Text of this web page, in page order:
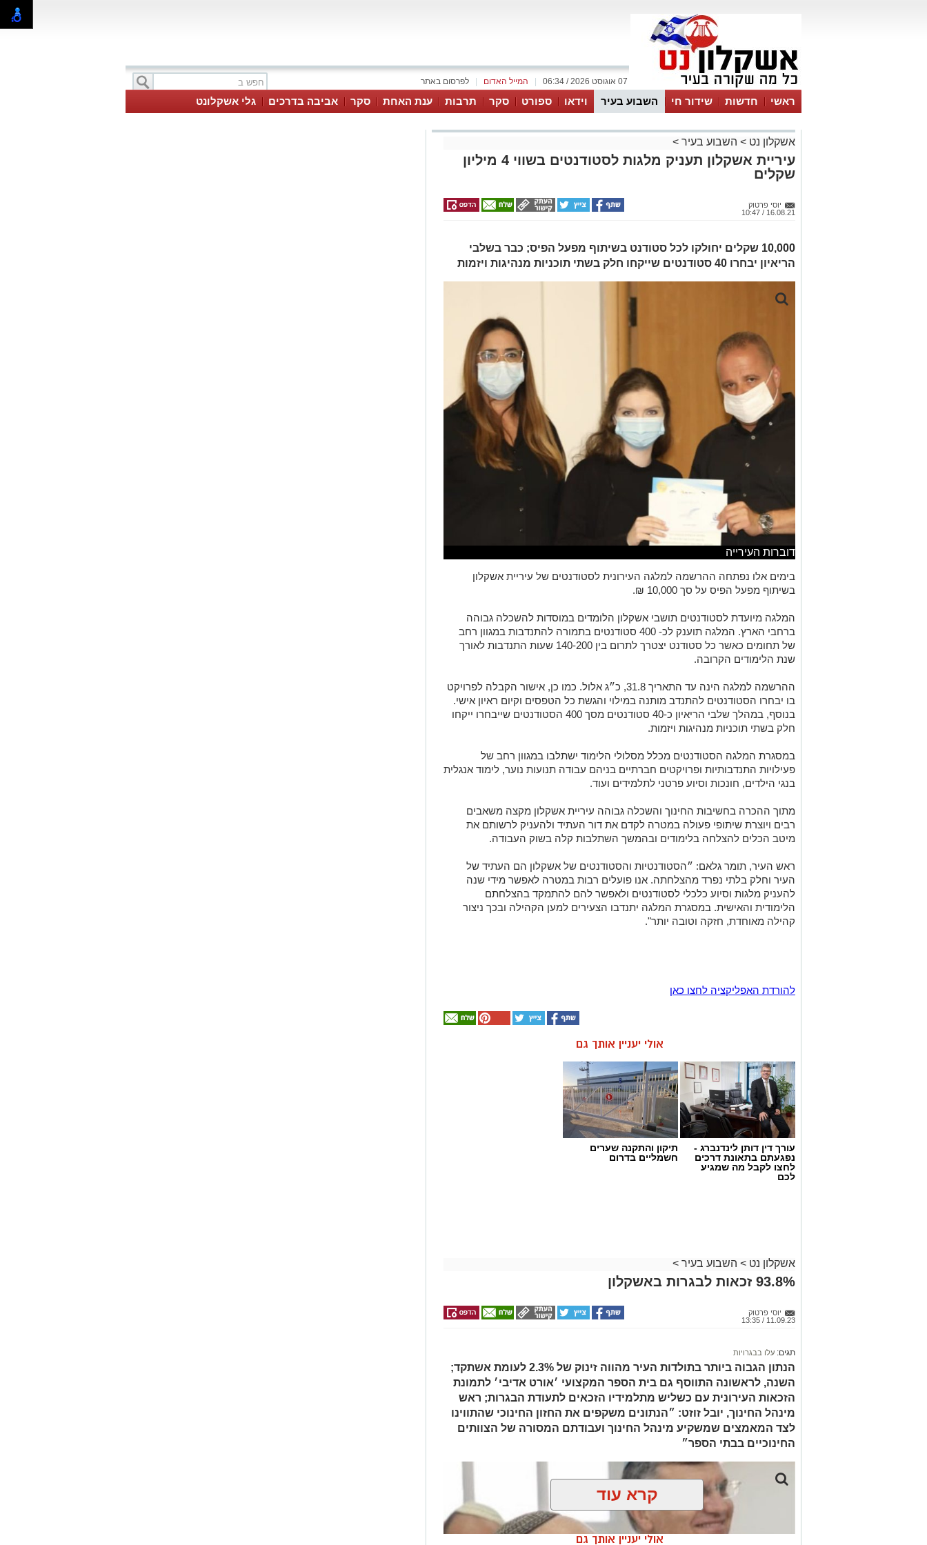
לפרסום באתר המייל האדום 07 אוגוסט 2026 / 06:34
ראשי חדשות שידור חי השבוע בעיר וידאו ספורט סקר תרבות ענת האחת סקר אביבה בדרכים גלי אשקלונט
אשקלון נט > השבוע בעיר >
עיריית אשקלון תעניק מלגות לסטודנטים בשווי 4 מיליון
שקלים
יוסי פרטוק
16.08.21 / 10:47
10,000 שקלים יחולקו לכל סטודנט בשיתוף מפעל הפיס; כבר בשלבי
הריאיון יבחרו 40 סטודנטים שייקחו חלק בשתי תוכניות מנהיגות ויזמות
דוברות העירייה
בימים אלו נפתחה ההרשמה למלגה העירונית לסטודנטים של עיריית אשקלון
בשיתוף מפעל הפיס על סך 10,000 ₪.
המלגה מיועדת לסטודנטים תושבי אשקלון הלומדים במוסדות להשכלה גבוהה
ברחבי הארץ. המלגה תוענק לכ- 400 סטודנטים בתמורה להתנדבות במגוון רחב
של תחומים כאשר כל סטודנט יצטרך לתרום בין 140-200 שעות התנדבות לאורך
שנת הלימודים הקרובה.
ההרשמה למלגה הינה עד התאריך 31.8, כ״ג אלול. כמו כן, אישור הקבלה לפרויקט
בו יבחרו הסטודנטים להתנדב מותנה במילוי והגשת כל הטפסים וקיום ראיון אישי.
בנוסף, במהלך שלבי הריאיון כ-40 סטודנטים מסך 400 הסטודנטים שייבחרו ייקחו
חלק בשתי תוכניות מנהיגות ויזמות.
במסגרת המלגה הסטודנטים מכלל מסלולי הלימוד ישתלבו במגוון רחב של
פעילויות התנדבותיות ופרויקטים חברתיים בניהם עבודה תנועות נוער, לימוד אנגלית
בנגי הילדים, חונכות וסיוע פרטני לתלמידים ועוד.
מתוך ההכרה בחשיבות החינוך והשכלה גבוהה עיריית אשקלון מקצה משאבים
רבים ויוצרת שיתופי פעולה במטרה לקדם את דור העתיד ולהעניק לרשותם את
מיטב הכלים להצלחה בלימודים ובהמשך השתלבות קלה בשוק העבודה.
ראש העיר, תומר גלאם: ״הסטודנטיות והסטודנטים של אשקלון הם העתיד של
העיר וחלק בלתי נפרד מהצלחתה. אנו פועלים רבות במטרה לאפשר מידי שנה
להעניק מלגות וסיוע כלכלי לסטודנטים ולאפשר להם להתמקד בהצלחתם
הלימודית והאישית. במסגרת המלגה יתנדבו הצעירים למען הקהילה ובכך ניצור
קהילה מאוחדת, חזקה וטובה יותר".
להורדת האפליקציה לחצו כאן
אולי יעניין אותך גם
עורך דין דותן לינדנברג -
נפגעתם בתאונת דרכים
לחצו לקבל מה שמגיע
לכם
תיקון והתקנה שערים
חשמליים בדרום
אשקלון נט > השבוע בעיר >
93.8% זכאות לבגרות באשקלון
יוסי פרטוק
11.09.23 / 13:35
תגים: עלו בבגרויות
הנתון הגבוה ביותר בתולדות העיר מהווה זינוק של 2.3% לעומת אשתקד;
השנה, לראשונה התווסף גם בית הספר המקצועי ׳אורט אדיבי׳ לתמונת
הזכאות העירונית עם כשליש מתלמידיו הזכאים לתעודת הבגרות; ראש
מינהל החינוך, יובל זוזט: ״הנתונים משקפים את החזון החינוכי שהתווינו
לצד המאמצים שמשקיע מינהל החינוך ועבודתם המסורה של הצוותים
החינוכיים בבתי הספר״
קרא עוד
אולי יעניין אותך גם